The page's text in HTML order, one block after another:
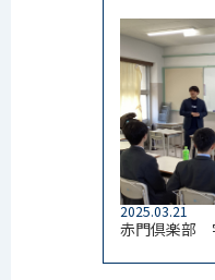
2025.03.21
赤門倶楽部